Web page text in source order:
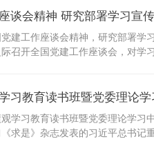
面。 会议强调，要以习近平党
话、让人民评价，推动党建与业
谈会精神 研究部署学习宣
建工作座谈会精神，研究部署学
召开全国党建工作座谈会，对学
习近平党建思想是协会当前和今
的精髓要义、丰富内涵和实践要
习教育读书班暨党委理论
学习教育读书班暨党委理论学习
求是》杂志发表的习近平总书记